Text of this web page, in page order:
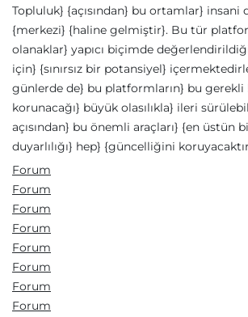
Topluluk} {açısından} bu ortamlar} insani
{merkezi} {haline gelmiştir}. Bu tür
olanaklar} yapıcı biçimde
için} {sınırsız bir potansiyel}
günlerde de} bu platformların} bu gerekli
korunacağı} büyük olasılıkla} ileri
açısından} bu önemli araçları} {en üstün
duyarlılığı} hep} {güncelliğini
Forum
Forum
Forum
Forum
Forum
Forum
Forum
Forum